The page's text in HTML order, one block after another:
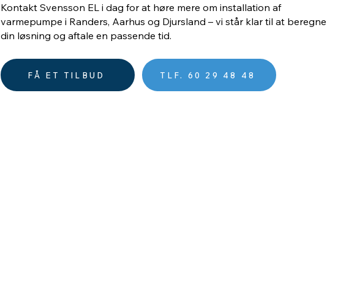
Kontakt Svensson EL i dag for at høre mere om installation af
varmepumpe i Randers, Aarhus og Djursland – vi står klar til at beregne
din løsning og aftale en passende tid.
FÅ ET TILBUD TLF. 60 29 48 48